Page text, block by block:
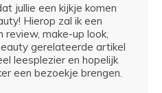
jullie een kijkje komen
Hierop zal ik een
make-up look,
gerelateerde artikel
leesplezier en hopelijk
een bezoekje brengen.